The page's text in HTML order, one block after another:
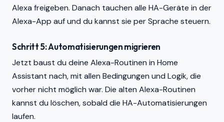
Alexa freigeben. Danach tauchen alle HA-Geräte in der
Alexa-App auf und du kannst sie per Sprache steuern.
Schritt 5: Automatisierungen migrieren
Jetzt baust du deine Alexa-Routinen in Home
Assistant nach, mit allen Bedingungen und Logik, die
vorher nicht möglich war. Die alten Alexa-Routinen
kannst du löschen, sobald die HA-Automatisierungen
laufen.